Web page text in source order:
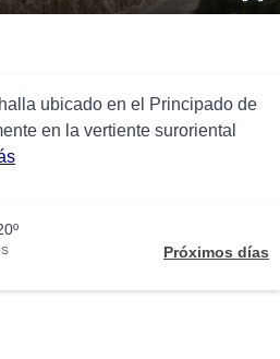
ubicado en el Principado de
en la vertiente suroriental
Próximos días